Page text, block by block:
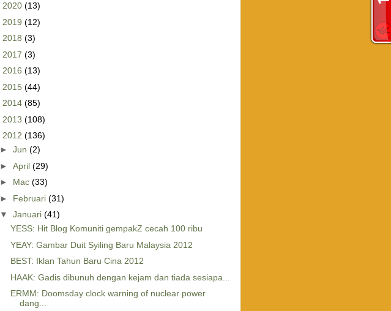
2020 (13)
2019 (12)
2018 (3)
2017 (3)
2016 (13)
2015 (44)
2014 (85)
2013 (108)
2012 (136)
► Jun (2)
► April (29)
► Mac (33)
► Februari (31)
▼ Januari (41)
YESS: Hit Blog Komuniti gempakZ cecah 100 ribu
YEAY: Gambar Duit Syiling Baru Malaysia 2012
BEST: Iklan Tahun Baru Cina 2012
HAAK: Gadis dibunuh dengan kejam dan tiada sesiapa...
ERMM: Doomsday clock warning of nuclear power
dang...